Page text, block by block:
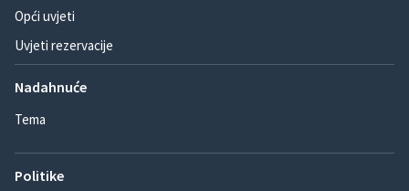
Opći uvjeti
Uvjeti rezervacije
Nadahnuće
Tema
Politike